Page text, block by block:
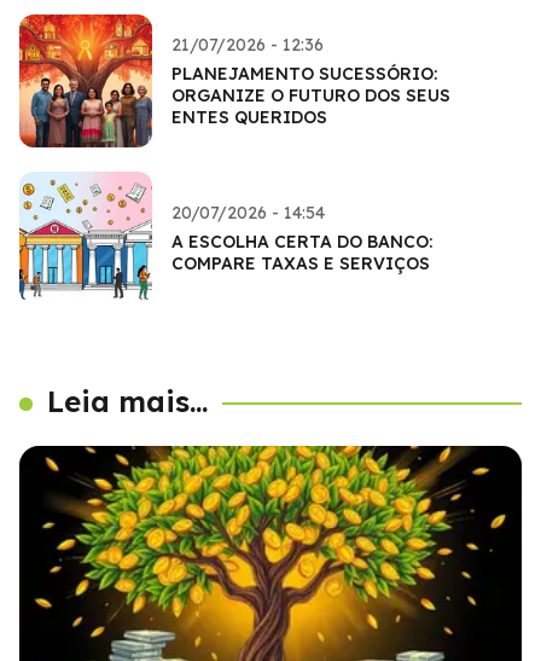
21/07/2026 - 12:36
PLANEJAMENTO SUCESSÓRIO:
ORGANIZE O FUTURO DOS SEUS
ENTES QUERIDOS
20/07/2026 - 14:54
A ESCOLHA CERTA DO BANCO:
COMPARE TAXAS E SERVIÇOS
Leia mais...